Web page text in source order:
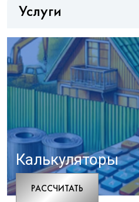
Услуги
Калькуляторы
РАCСЧИТАТЬ